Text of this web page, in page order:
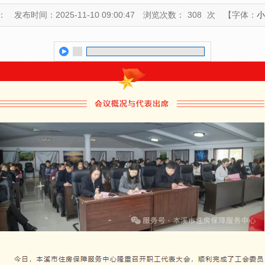
发布时间：2025-11-10 09:00:47 浏览次数： 308 次 【字体： 小